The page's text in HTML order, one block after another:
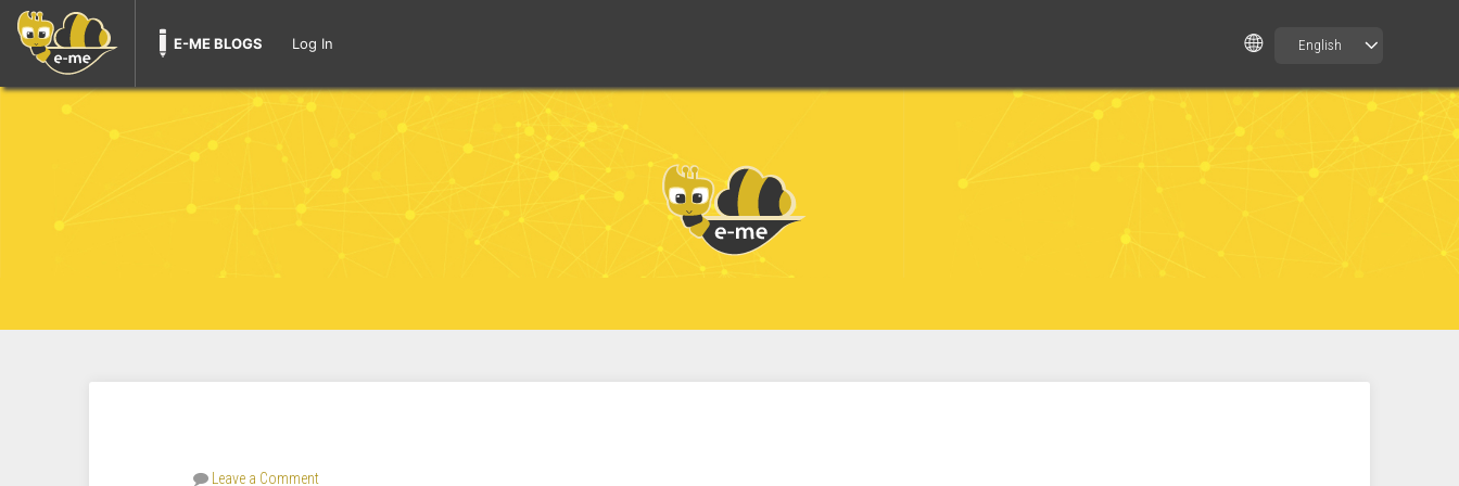
English
E-ME BLOGS Log In
Leave a Comment